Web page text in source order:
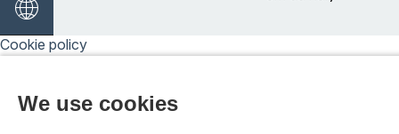
efter godkänt spelprov (18 poäng) får
Ej avbokad plats inom fyra dagar i
50% av kursavgift via faktura.
Cookie policy
We use cookies